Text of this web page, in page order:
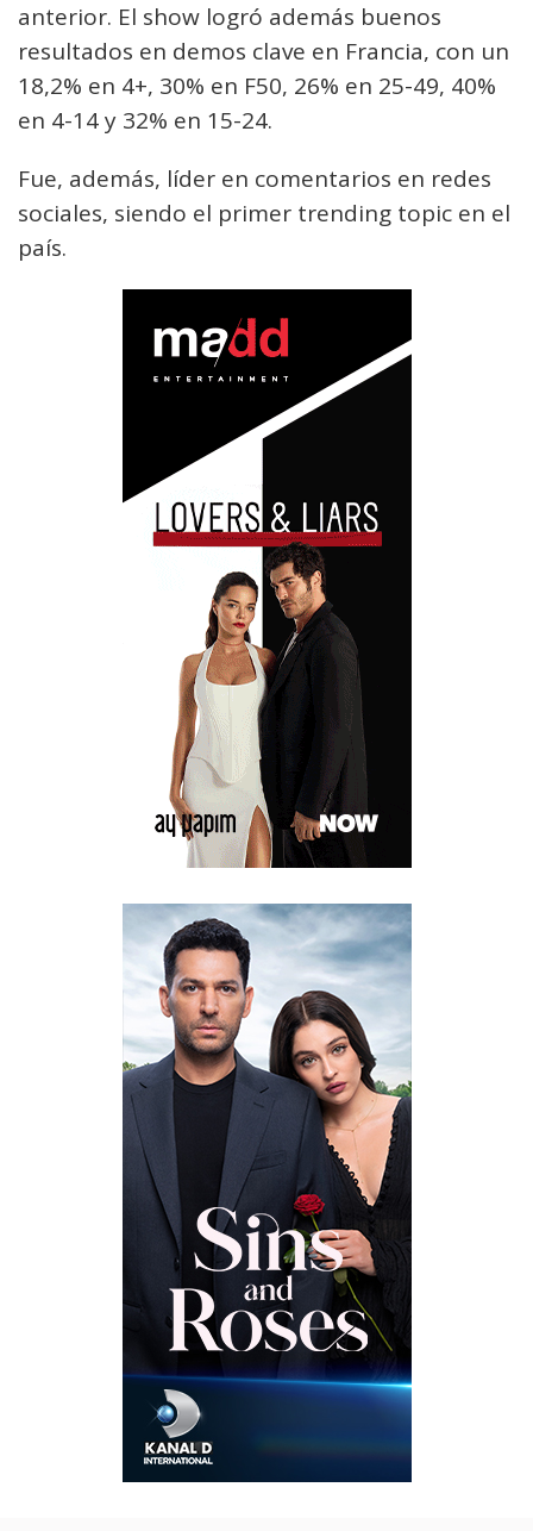
anterior. El show logró además buenos
resultados en demos clave en Francia, con un
18,2% en 4+, 30% en F50, 26% en 25-49, 40%
en 4-14 y 32% en 15-24.
Fue, además, líder en comentarios en redes
sociales, siendo el primer trending topic en el
país.